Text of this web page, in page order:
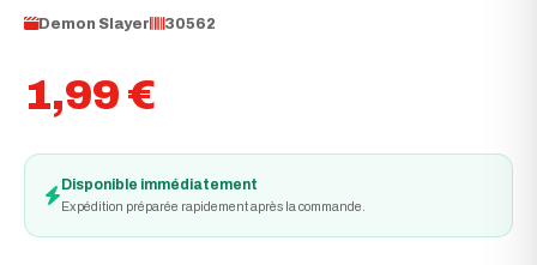
Demon Slayer 30562
1,99 €
Disponible immédiatement
Expédition préparée rapidement après la commande.